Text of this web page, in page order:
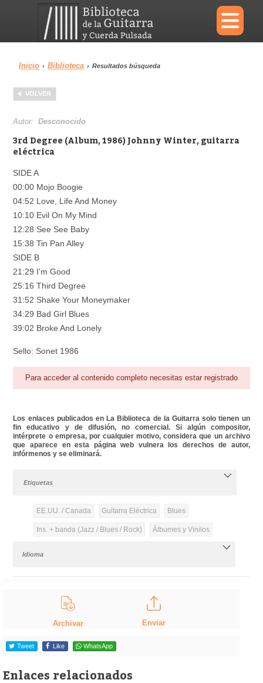
×
Menu
Biblioteca
Inicio › Biblioteca › Resultados búsqueda
VOLVER
Autor:Desconocido
3rd Degree (Album, 1986) Johnny Winter, guitarra
eléctrica
SIDE A
00:00 Mojo Boogie
04:52 Love, Life And Money
10:10 Evil On My Mind
12:28 See See Baby
15:38 Tin Pan Alley
SIDE B
21:29 I'm Good
25:16 Third Degree
31:52 Shake Your Moneymaker
34:29 Bad Girl Blues
39:02 Broke And Lonely
Sello: Sonet 1986
Para acceder al contenido completo necesitas estar registrado
Los enlaces publicados en La Biblioteca de la Guitarra solo tienen un
fin educativo y de difusión, no comercial. Si algún compositor,
intérprete o empresa, por cualquier motivo, considera que un archivo
que aparece en esta página web vulnera los derechos de autor,
infórmenos y se eliminará.
Etiquetas
EE.UU. / Canada Guitarra Eléctrica Blues
Ins. + banda (Jazz / Blues / Rock) Álbumes y Vinilos
Idioma
Archivar Enviar
Tweet Like WhatsApp
Enlaces relacionados